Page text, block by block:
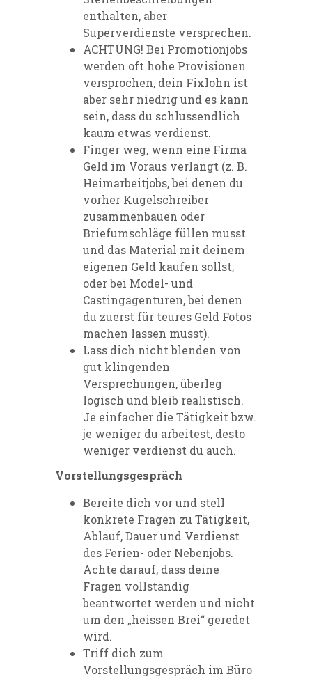
enthalten, aber
Superverdienste versprechen.
ACHTUNG! Bei Promotionjobs
werden oft hohe Provisionen
versprochen, dein Fixlohn ist
aber sehr niedrig und es kann
sein, dass du schlussendlich
kaum etwas verdienst.
Finger weg, wenn eine Firma
Geld im Voraus verlangt (z. B.
Heimarbeitjobs, bei denen du
vorher Kugelschreiber
zusammenbauen oder
Briefumschläge füllen musst
und das Material mit deinem
eigenen Geld kaufen sollst;
oder bei Model- und
Castingagenturen, bei denen
du zuerst für teures Geld Fotos
machen lassen musst).
Lass dich nicht blenden von
gut klingenden
Versprechungen, überleg
logisch und bleib realistisch.
Je einfacher die Tätigkeit bzw.
je weniger du arbeitest, desto
weniger verdienst du auch.
Vorstellungsgespräch
Bereite dich vor und stell
konkrete Fragen zu Tätigkeit,
Ablauf, Dauer und Verdienst
des Ferien- oder Nebenjobs.
Achte darauf, dass deine
Fragen vollständig
beantwortet werden und nicht
um den „heissen Brei“ geredet
wird.
Triff dich zum
Vorstellungsgespräch im Büro